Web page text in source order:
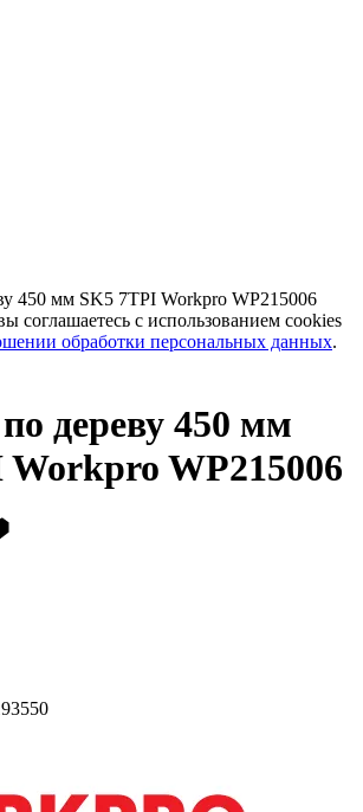
450 мм SK5 7TPI Workpro WP215006
соглашаетесь с использованием cookies
обработки персональных данных.
дереву 450 мм
WP215006